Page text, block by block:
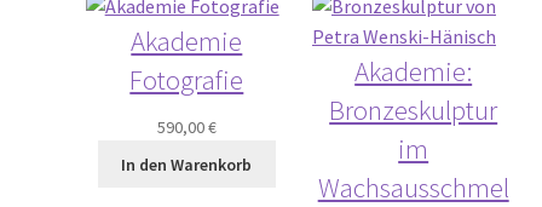
Akademie
Fotografie
590,00€
In den Warenkorb
Akademie:
Bronzeskulptur
im
Wachsausschmel